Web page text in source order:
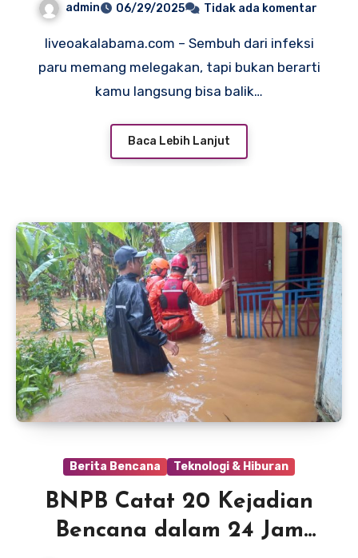
admin 06/29/2025 Tidak ada komentar
liveoakalabama.com – Sembuh dari infeksi
paru memang melegakan, tapi bukan berarti
kamu langsung bisa balik…
Baca Lebih Lanjut
Berita Bencana Teknologi & Hiburan
BNPB Catat 20 Kejadian
Bencana dalam 24 Jam